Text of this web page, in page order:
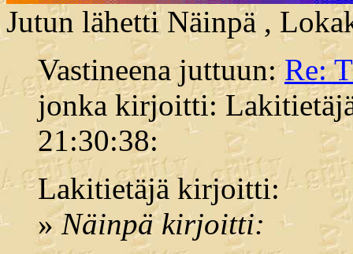
Jutun lähetti Näinpä ,
Vastineena juttuun:Re:
jonka kirjoitti:
21:30:38:
Lakitietäjä kirjoitti:
»Näinpä kirjoitti: